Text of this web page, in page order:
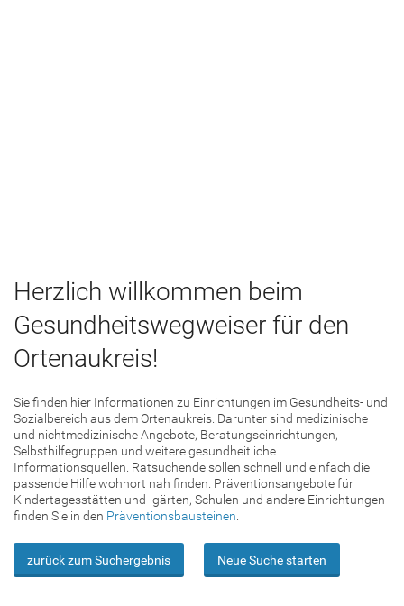
Herzlich willkommen beim
Gesundheitswegweiser für den
Ortenaukreis!
Sie finden hier Informationen zu Einrichtungen im Gesundheits- und
Sozialbereich aus dem Ortenaukreis. Darunter sind medizinische
und nichtmedizinische Angebote, Beratungseinrichtungen,
Selbsthilfegruppen und weitere gesundheitliche
Informationsquellen. Ratsuchende sollen schnell und einfach die
passende Hilfe wohnort nah finden. Präventionsangebote für
Kindertagesstätten und -gärten, Schulen und andere Einrichtungen
finden Sie in den Präventionsbausteinen
zurück zum Suchergebnis Neue Suche starten